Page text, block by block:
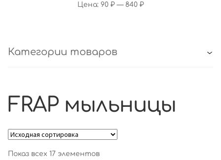
Цена: 90 ₽— 840 ₽
Категории товаров
FRAP мыльницы
Показ всех 17 элементов